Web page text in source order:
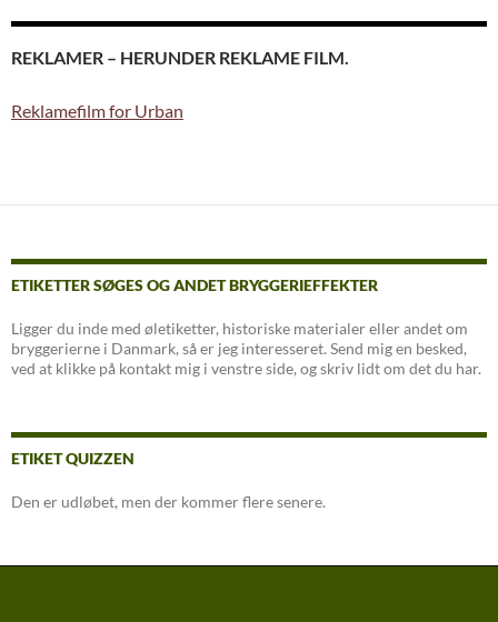
REKLAMER – HERUNDER REKLAME FILM.
Reklamefilm for Urban
ETIKETTER SØGES OG ANDET BRYGGERIEFFEKTER
Ligger du inde med øletiketter, historiske materialer eller andet om
bryggerierne i Danmark, så er jeg interesseret. Send mig en besked,
ved at klikke på kontakt mig i venstre side, og skriv lidt om det du har.
ETIKET QUIZZEN
Den er udløbet, men der kommer flere senere.